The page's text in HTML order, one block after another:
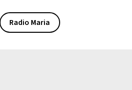
Radio Maria